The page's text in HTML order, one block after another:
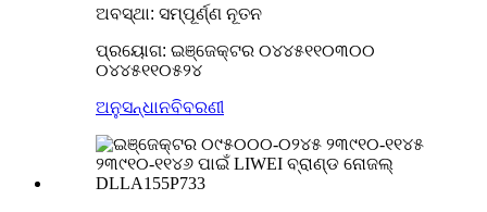
ଅବସ୍ଥା: ସମ୍ପୂର୍ଣ୍ଣ ନୂତନ
ପ୍ରୟୋଗ: ଇଞ୍ଜେକ୍ଟର ୦୪୪୫୧୧୦୩୦୦
୦୪୪୫୧୧୦୫୨୪
ଅନୁସନ୍ଧାନବିବରଣୀ